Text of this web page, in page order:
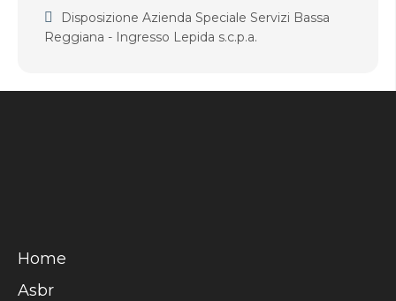
Disposizione Azienda Speciale Servizi Bassa
Reggiana - Ingresso Lepida s.c.p.a.
Home
Asbr